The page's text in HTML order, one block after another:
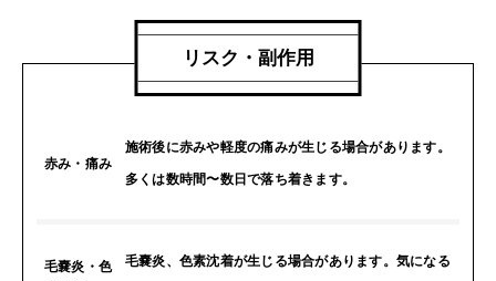
赤み・痛み
施術後に赤みや軽度の痛みが生じる場合があります。
多くは数時間〜数日で落ち着きます。
毛嚢炎・色
毛嚢炎、色素沈着が生じる場合があります。気になる
リスク・副作用